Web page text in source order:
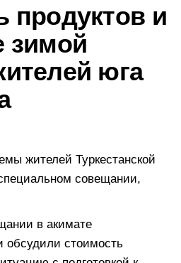
продуктов и
зимой
юга
жителей Туркестанской
совещании,
в акимате
обсудили стоимость